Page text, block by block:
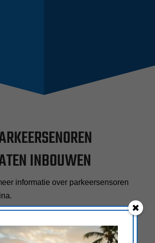
INBOUWEN
informatie over parkeersensoren
al contact met ons op, wij